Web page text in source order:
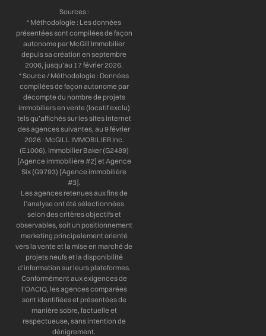
Sources :
* Méthodologie : Les données
présentées sont compilées de façon
autonome par McGill Immobilier
depuis sa création en septembre
2006, jusqu’au 17 février 2026.
* Source / Méthodologie : Données
compilées de façon autonome par
décompte du nombre de projets
immobiliers en vente (locatif exclu)
tels qu’affichés sur les sites internet
des agences suivantes, au 9 février
2026 : McGILL IMMOBILIER Inc.
(E1006), Immobilier Baker (G2489)
[Agence immobilière #2] et Agence
Six (G9793) [Agence immobilière
#3].
Les agences retenues aux fins de
l’analyse ont été sélectionnées
selon des critères objectifs et
observables, soit un positionnement
marketing principalement orienté
vers la vente et la mise en marché de
projets neufs et la disponibilité
d’information sur leurs plateformes.
Conformément aux exigences de
l’OACIQ, les agences comparées
sont identifiées et présentées de
manière sobre, factuelle et
respectueuse, sans intention de
dénigrement.